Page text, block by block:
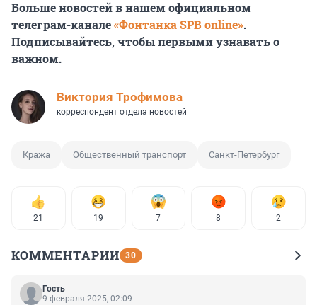
Больше новостей в нашем официальном
телеграм-канале«Фонтанка SPB online».
Подписывайтесь, чтобы первыми узнавать о
важном.
Виктория Трофимова
корреспондент отдела новостей
Кража Общественный транспорт Санкт-Петербург
21 19 7 8 2
КОММЕНТАРИИ 30
Гость
9 февраля 2025, 02:09